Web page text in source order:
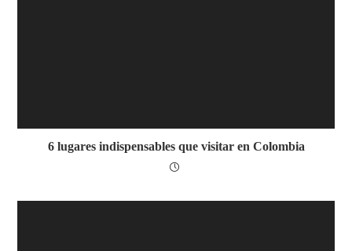
6 lugares indispensables que visitar en Colombia